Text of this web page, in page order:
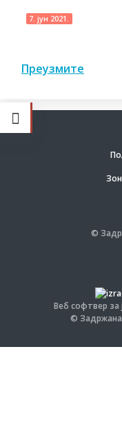
7. јун 2021.
Преузмите
©
Веб софтвер за
© Задржана